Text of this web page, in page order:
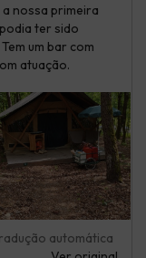
nossa primeira
ter sido
um bar com
atuação.
automática